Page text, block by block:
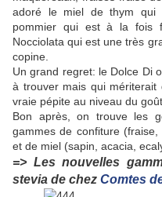
adoré le miel de thym qui
pommier qui est à la fois
Nocciolata qui est une très
copine.
Un grand regret: le Dolce Di
à trouver mais qui
vraie pépite au niveau du goût.
Bon après, on trouve les
gammes de confiture
et de miel (sapin, acacia,
=> Les nouvelles
stevia de chez Comtes